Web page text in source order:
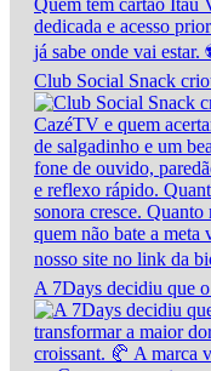
Club Social Snack
A 7Days decidiu que